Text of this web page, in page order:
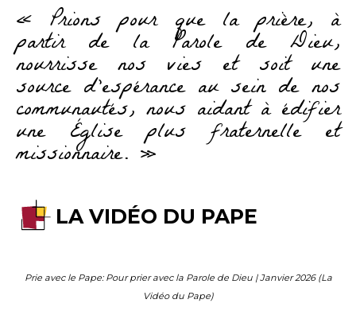
« Prions pour que la prière, à
partir de la Parole de Dieu,
nourrisse nos vies et soit une
source d’espérance au sein de nos
communautés, nous aidant à édifier
une Église plus fraternelle et
missionnaire. »
LA VIDÉO DU PAPE
Prie avec le Pape: Pour prier avec la Parole de Dieu | Janvier 2026 (La
Vidéo du Pape)